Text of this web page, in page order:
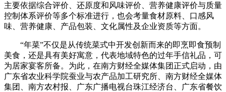
主要依据综合评价、还原度和风味评价、营养健康评价与质量
控制体系评价等多个标准进行，也会考量食材原料、口感风
味、营养健康、产品包装、文化属性及企业资质等方面。
“年菜”不仅是从传统菜式中开发创新而来的即烹即食预制
美食，还是具有美好寓意，代表地域特色的过年手信礼品，可
为居家宴客所备。为此，在南方财经全媒体集团正式启动，由
广东省农业科学院蚕业与农产品加工研究所、南方财经全媒体
集团、南方农村报、广东广播电视台珠江经济台、广东省餐饮